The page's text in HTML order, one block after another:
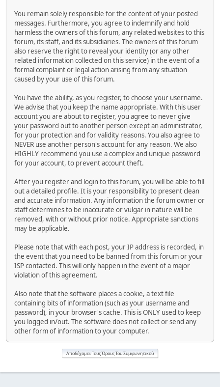
You remain solely responsible for the content of your posted
messages. Furthermore, you agree to indemnify and hold
harmless the owners of this forum, any related websites to this
forum, its staff, and its subsidiaries. The owners of this forum
also reserve the right to reveal your identity (or any other
related information collected on this service) in the event of a
formal complaint or legal action arising from any situation
caused by your use of this forum.
You have the ability, as you register, to choose your username.
We advise that you keep the name appropriate. With this user
account you are about to register, you agree to never give
your password out to another person except an administrator,
for your protection and for validity reasons. You also agree to
NEVER use another person's account for any reason. We also
HIGHLY recommend you use a complex and unique password
for your account, to prevent account theft.
After you register and login to this forum, you will be able to fill
out a detailed profile. It is your responsibility to present clean
and accurate information. Any information the forum owner or
staff determines to be inaccurate or vulgar in nature will be
removed, with or without prior notice. Appropriate sanctions
may be applicable.
Please note that with each post, your IP address is recorded, in
the event that you need to be banned from this forum or your
ISP contacted. This will only happen in the event of a major
violation of this agreement.
Also note that the software places a cookie, a text file
containing bits of information (such as your username and
password), in your browser's cache. This is ONLY used to keep
you logged in/out. The software does not collect or send any
other form of information to your computer.